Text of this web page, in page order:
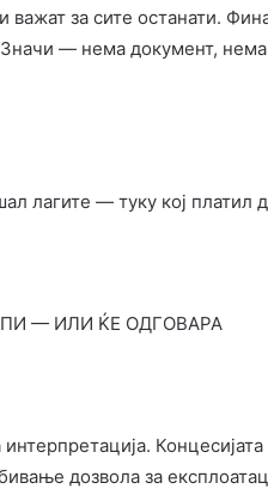
за сите останати.
Значи — нема документ,
лагите — туку кој платил
— ИЛИ ЌЕ ОДГОВАРА
дозвола за